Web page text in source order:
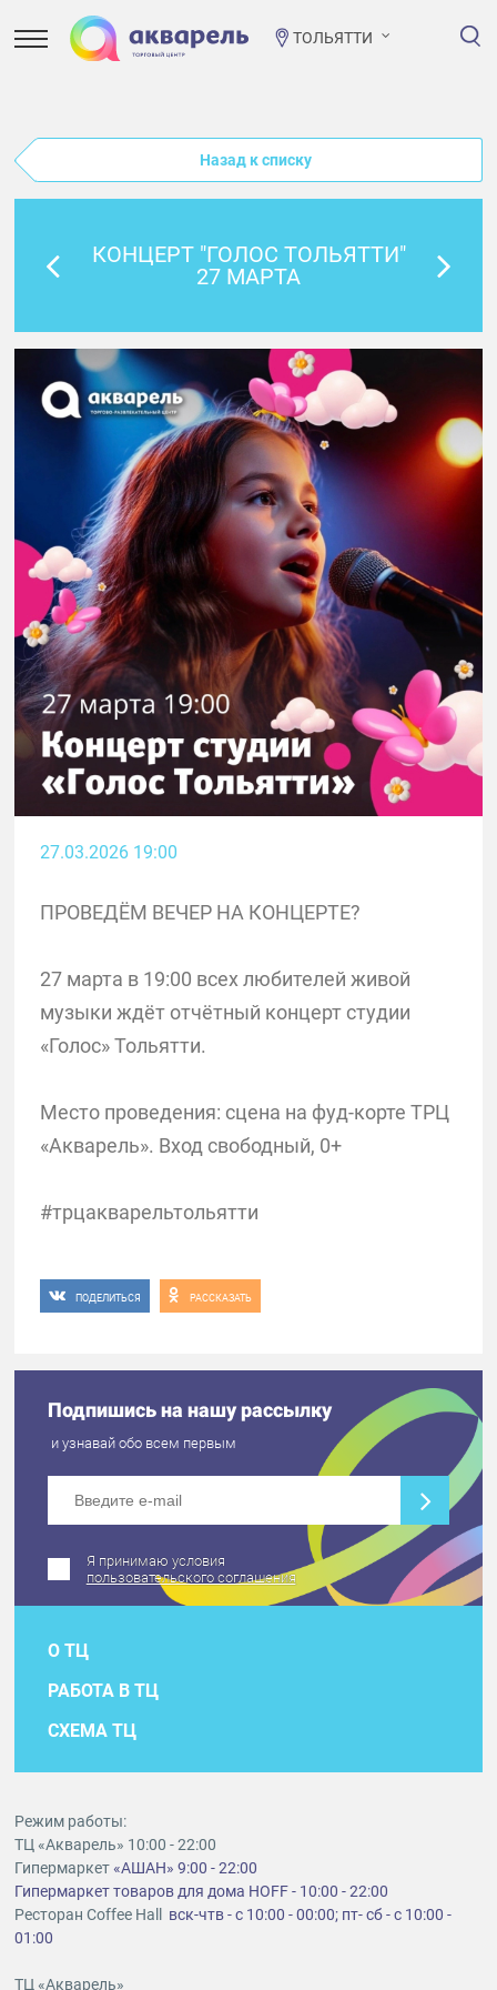
ТОЛЬЯТТИ
Назад к списку
КОНЦЕРТ "ГОЛОС ТОЛЬЯТТИ"
27 МАРТА
27.03.2026 19:00
ПРОВЕДЁМ ВЕЧЕР НА КОНЦЕРТЕ?
27 марта в 19:00 всех любителей живой
музыки ждёт отчётный концерт студии
«Голос» Тольятти.
Место проведения: сцена на фуд-корте ТРЦ
«Акварель». Вход свободный, 0+
#трцакварельтольятти
ПОДЕЛИТЬСЯ РАССКАЗАТЬ
Подпишись на нашу рассылку
и узнавай обо всем первым
Я принимаю условия
пользовательского соглашения
О ТЦ
РАБОТА В ТЦ
СХЕМА ТЦ
Режим работы:
ТЦ «Акварель» 10:00 - 22:00
Гипермаркет«АШАН» 9:00 - 22:00
Гипермаркет товаров для дома HOFF - 10:00 - 22:00
Ресторан Coffee Hall вск-чтв - с 10:00 - 00:00; пт- сб - с 10:00 -
01:00
ТЦ «Акварель»